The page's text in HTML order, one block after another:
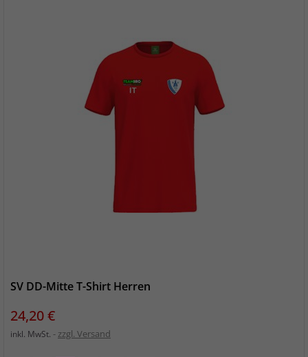
SV DD-Mitte T-Shirt Herren
Preis
24,20 €
inkl. MwSt. zzgl. Versand